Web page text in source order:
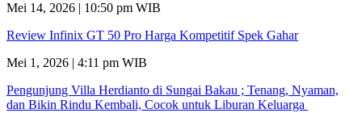
Mei 14, 2026 | 10:50 pm WIB
Review Infinix GT 50 Pro Harga Kompetitif Spek Gahar
Mei 1, 2026 | 4:11 pm WIB
Pengunjung Villa Herdianto di Sungai Bakau ; Tenang, Nyaman,
dan Bikin Rindu Kembali, Cocok untuk Liburan Keluarga